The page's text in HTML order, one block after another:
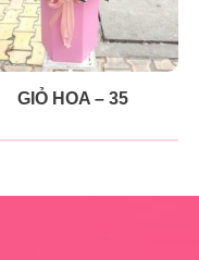
GIỎ HOA – 35